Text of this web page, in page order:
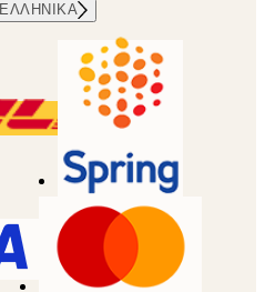
ΕΛΛΗΝΙΚΆ